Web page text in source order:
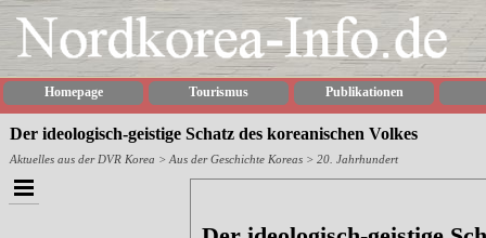
Homepage Tourismus Publikationen
Der ideologisch-geistige Schatz des koreanischen Volkes
Aktuelles aus der DVR Korea > Aus der Geschichte Koreas > 20. Jahrhundert